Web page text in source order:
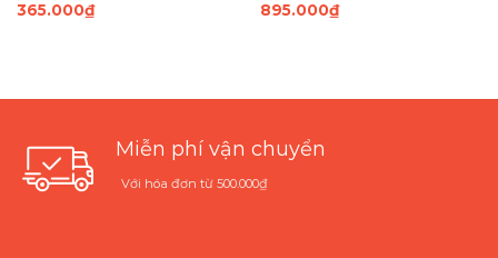
365.000₫
895.000₫
Miễn phí vận chuyển
Với hóa đơn từ 500.000₫